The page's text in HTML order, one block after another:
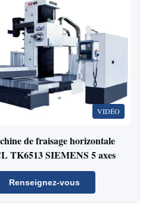
VIDÉO
de fraisage horizontale
TK6513 SIEMENS 5 axes
Renseignez-vous